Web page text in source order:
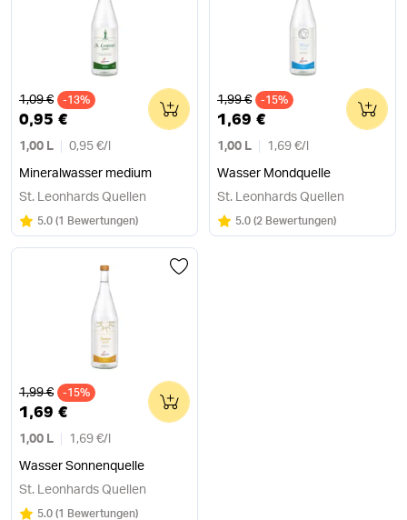
Alter Preis
1,09 € -13%
0,95 €
1,00 L 0,95 €/
Mineralwasser medium
0
St. Leonhards Quellen
Bewertung:
5.0/5
(1 Bewertungen)
Alter Preis
1,99 € -15%
1,69 €
1,00 L 1,69 €/
Wasser Mondquelle
0
St. Leonhards Quellen
Bewertung:
5.0/5
(2 Bewertungen)
Alter Preis
1,99 € -15%
1,69 €
1,00 L 1,69 €/
Wasser Sonnenquelle
0
St. Leonhards Quellen
Bewertung:
5.0/5
(1 Bewertungen)